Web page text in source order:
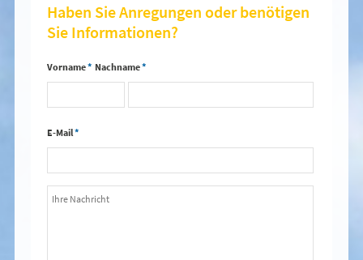
Haben Sie Anregungen oder benötigen
Sie Informationen?
Vorname* Nachname*
E-Mail*